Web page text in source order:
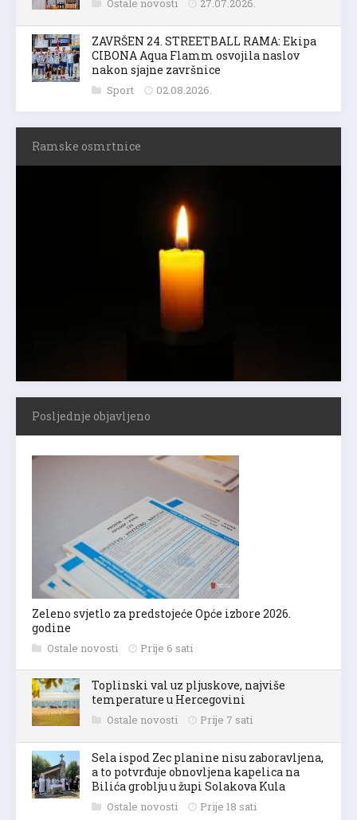
Ostale novosti 27.07.2026.
ZAVRŠEN 24. STREETBALL RAMA: Ekipa
CIBONA Aqua Flamm osvojila naslov
nakon sjajne završnice
Sport 02.08.2026.
Ramske osmrtnice
Posljednje objavljeno
Zeleno svjetlo za predstojeće Opće izbore 2026.
godine
Ostale novosti Prije 6 sati
Toplinski val uz pljuskove, najviše
temperature u Hercegovini
Ostale novosti Prije 7 sati
Sela ispod Zec planine nisu zaboravljena,
a to potvrđuje obnovljena kapelica na
Bilića groblju u župi Solakova Kula
Ostale novosti Prije 18 sati